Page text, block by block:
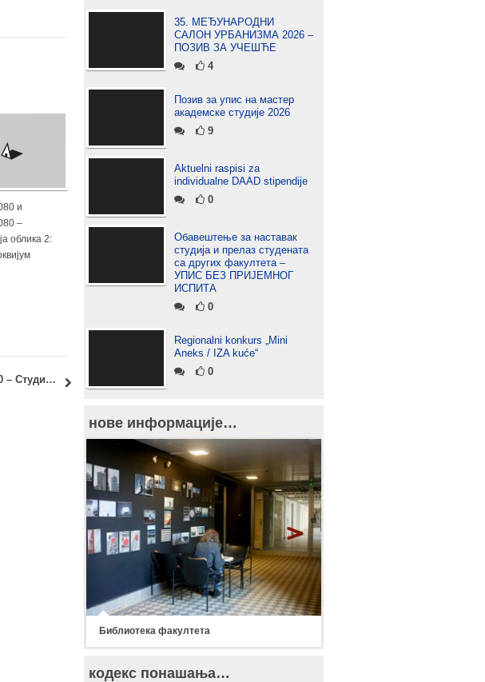
и
–
облика 2:
ОАСА-24080 и ИАСА-24080 – Студио 02б – Архитектонске конструкције: Увид и преузимање оцењених елабората код асист. Бојане Станковић
35. МЕЂУНАРОДНИ
САЛОН УРБАНИЗМА 2026 –
ПОЗИВ ЗА УЧЕШЋЕ
4
Позив за упис на мастер
академске студије 2026
9
Aktuelni raspisi za
individualne DAAD stipendije
0
Обавештење за наставак
студија и прелаз студената
са других факултета –
УПИС БЕЗ ПРИЈЕМНОГ
ИСПИТА
0
Regionalni konkurs „Mini
Aneks / IZA kuće“
0
нове информације…
Библиотека факултета
кодекс понашања…